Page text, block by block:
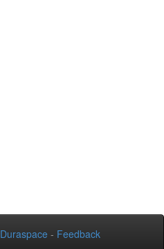
Duraspace - Feedback